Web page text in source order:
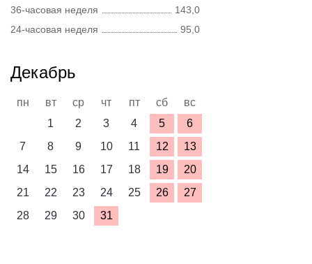
36-часовая неделя
143,0
24-часовая неделя
95,0
Декабрь
пн вт ср чт пт сб
вс
1
2 3 4 5
6
7
8 9 10 11 12
13
14
15 16 17 18 19
20
21
22 23 24 25 26
27
28
29 30 31